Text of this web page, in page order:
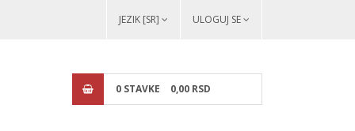
JEZIK [SR] ULOGUJ SE
0 STAVKE 0,00 RSD